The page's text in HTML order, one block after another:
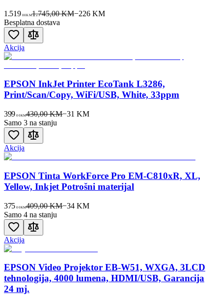
1.519 00KM1.745,00 KM−226KM
Besplatna dostava
Akcija
EPSON InkJet Printer EcoTank L3286,
Print/Scan/Copy, WiFi/USB, White, 33ppm
399 00KM430,00 KM−31 KM
Samo 3 na stanju
Akcija
EPSON Tinta WorkForce Pro EM-C810xR, XL,
Yellow, Inkjet Potrošni materijal
375 00KM409,00 KM−34 KM
Samo 4 na stanju
Akcija
EPSON Video Projektor EB-W51, WXGA, 3LCD
tehnologija, 4000 lumena, HDMI/USB, Garancija
24 mj.